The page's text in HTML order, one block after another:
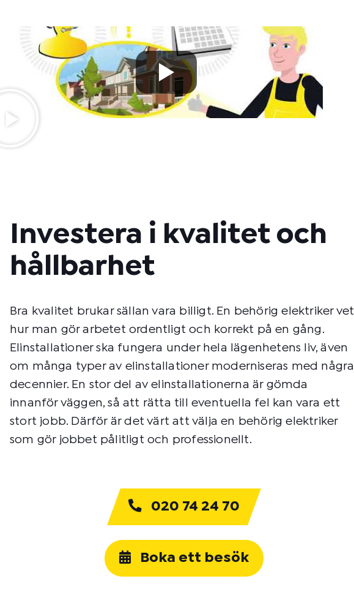
Investera i kvalitet och
hållbarhet
Bra kvalitet brukar sällan vara billigt. En behörig elektriker vet
hur man gör arbetet ordentligt och korrekt på en gång.
Elinstallationer ska fungera under hela lägenhetens liv, även
om många typer av elinstallationer moderniseras med några
decennier. En stor del av elinstallationerna är gömda
innanför väggen, så att rätta till eventuella fel kan vara ett
stort jobb. Därför är det värt att välja en behörig elektriker
som gör jobbet pålitligt och professionellt.
020 74 24 70
Boka ett besök